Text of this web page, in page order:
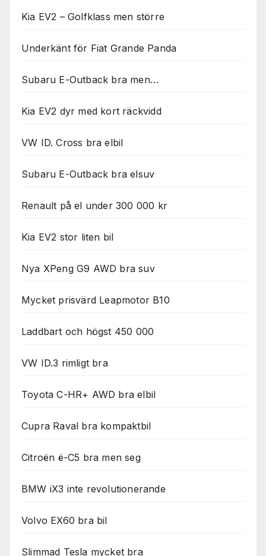
Kia EV2 – Golfklass men större
Underkänt för Fiat Grande Panda
Subaru E-Outback bra men…
Kia EV2 dyr med kort räckvidd
VW ID. Cross bra elbil
Subaru E-Outback bra elsuv
Renault på el under 300 000 kr
Kia EV2 stor liten bil
Nya XPeng G9 AWD bra suv
Mycket prisvärd Leapmotor B10
Laddbart och högst 450 000
VW ID.3 rimligt bra
Toyota C-HR+ AWD bra elbil
Cupra Raval bra kompaktbil
Citroën ë-C5 bra men seg
BMW iX3 inte revolutionerande
Volvo EX60 bra bil
Slimmad Tesla mycket bra